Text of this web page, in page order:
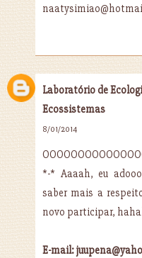
Laboratório de
Ecossistemas
8/01/2014
*-* Aaaah, eu
saber mais a
novo participar,
E-mail: